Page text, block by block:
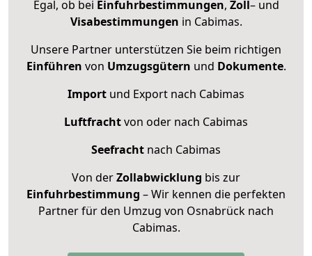
Egal, ob bei Einfuhrbestimmungen, Zoll– und
Visabestimmungen in Cabimas.
Unsere Partner unterstützen Sie beim richtigen
Einführen von Umzugsgütern und Dokumente.
Import und Export nach Cabimas
Luftfrachtvon oder nach Cabimas
Seefracht nach Cabimas
Von derZollabwicklung bis zur
Einfuhrbestimmung – Wir kennen die perfekten
Partner für den Umzug von Osnabrück nach
Cabimas.